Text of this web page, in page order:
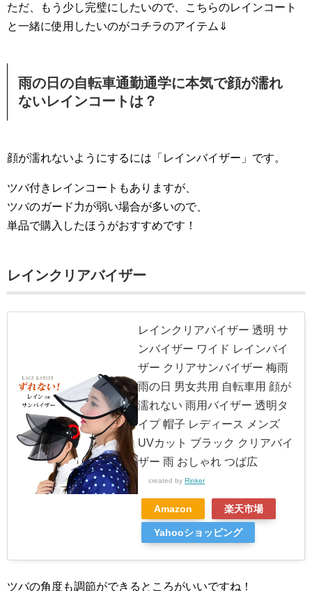
ただ、もう少し完璧にしたいので、こちらのレインコート
と一緒に使用したいのがコチラのアイテム⇓
雨の日の自転車通勤通学に本気で顔が濡れ
ないレインコートは？
顔が濡れないようにするには「レインバイザー」です。
ツバ付きレインコートもありますが、
ツバのガード力が弱い場合が多いので、
単品で購入したほうがおすすめです！
レインクリアバイザー
レインクリアバイザー 透明 サ
ンバイザー ワイド レインバイ
ザー クリアサンバイザー 梅雨
雨の日 男女共用 自転車用 顔が
濡れない 雨用バイザー 透明タ
イプ 帽子 レディース メンズ
UVカット ブラック クリアバイ
ザー 雨 おしゃれ つば広
created by Rinker
Amazon 楽天市場
Yahooショッピング
ツバの角度も調節ができるところがいいですね！